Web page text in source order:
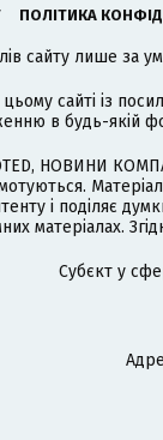
ПОЛІТИКА
сайту лише за
сайті із
в будь-якій
НОВИНИ
і поділяє
матеріалах.
Cубєкт у